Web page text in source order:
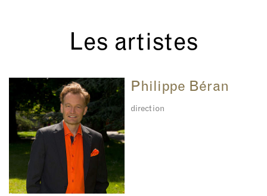
Les artistes
Philippe Béran
direction